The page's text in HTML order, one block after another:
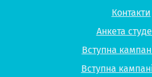
Контакти
Анкета
Вступна
Вступна